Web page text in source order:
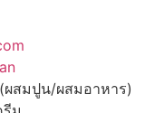
ผสมปูน/ผสมอาหาร)